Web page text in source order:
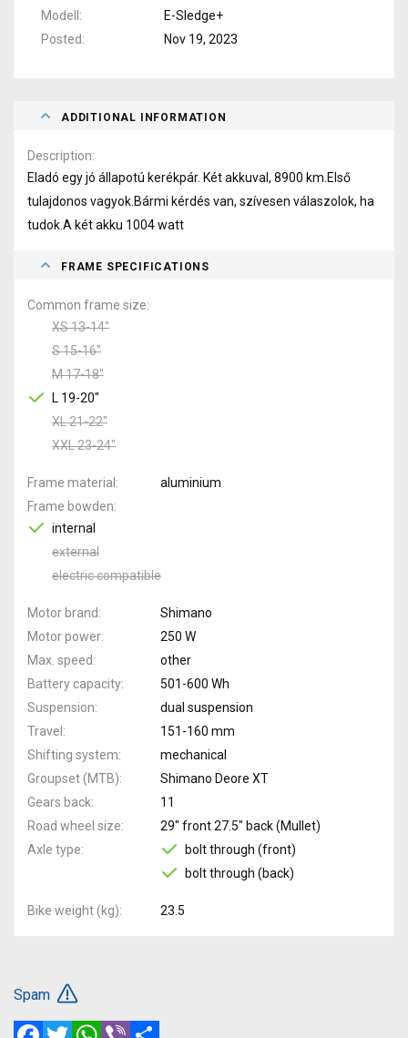
Modell
E-Sledge+
Posted
Nov 19, 2023
ADDITIONAL INFORMATION
Description
Eladó egy jó állapotú kerékpár. Két akkuval, 8900 km.Első
tulajdonos vagyok.Bármi kérdés van, szívesen válaszolok, ha
tudok.A két akku 1004 watt
FRAME SPECIFICATIONS
Common frame size
XS 13-14"
S 15-16"
M 17-18"
L 19-20"
XL 21-22"
XXL 23-24"
Frame material
aluminium
Frame bowden
internal
external
electric compatible
Motor brand
Shimano
Motor power
250 W
Max. speed
other
Battery capacity
501-600 Wh
Suspension
dual suspension
Travel
151-160 mm
Shifting system
mechanical
Groupset (MTB)
Shimano Deore XT
Gears back
11
Road wheel size
29" front 27.5" back (Mullet)
Axle type
bolt through (front)
bolt through (back)
Bike weight (kg) 23.5
Spam
FacebookTwitterWhatsApp
Viber